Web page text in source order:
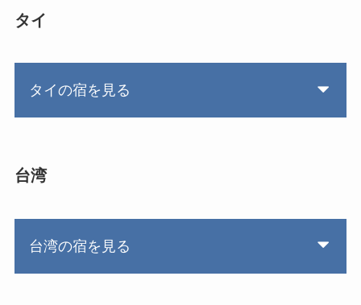
タイ
タイの宿を見る
台湾
台湾の宿を見る